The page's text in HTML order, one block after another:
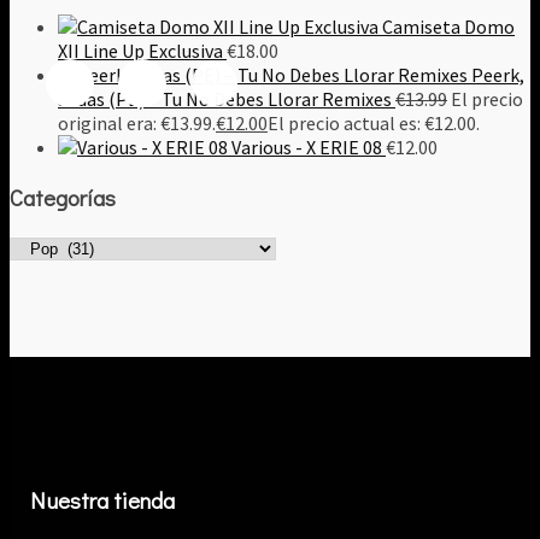
Camiseta Domo
XII Line Up Exclusiva €18.00
Peerk,
Judas (PE) – Tu No Debes Llorar Remixes €13.99 El precio
original era: €13.99.€12.00El precio actual es: €12.00.
Various - X ERIE 08 €12.00
Categorías
Nuestra tienda